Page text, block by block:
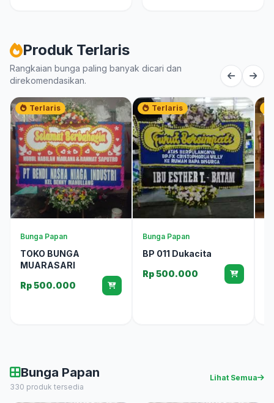
Produk Terlaris
Rangkaian bunga paling banyak dicari dan
direkomendasikan.
Terlaris
Bunga Papan
TOKO BUNGA
MUARASARI
Rp 500.000
Terlaris
Bunga Papan
BP 011 Dukacita
Rp 500.000
Bunga Papan
330 produk tersedia
Lihat Semua